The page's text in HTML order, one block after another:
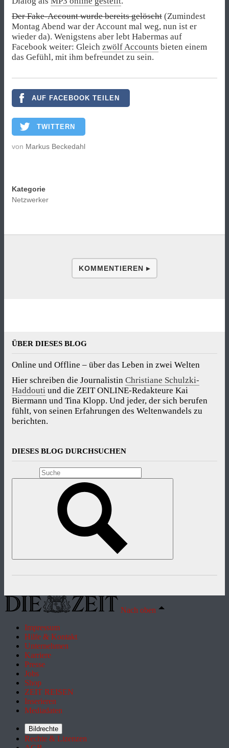
Der Fake-Account wurde bereits gelöscht (Zumindest
Montag Abend war der Account mal weg, nun ist er
wieder da). Wenigstens aber lebt Habermas auf
Facebook weiter: Gleich zwölf Accounts bieten einem
das Gefühl, mit ihm befreundet zu sein.
AUF FACEBOOK TEILEN
TWITTERN
von Markus Beckedahl
Kategorie
Netzwerker
KOMMENTIEREN ▸
ÜBER DIESES BLOG
Online und Offline – über das Leben in zwei Welten
Hier schreiben die Journalistin Christiane Schulzki-
Haddouti und die ZEIT ONLINE-Redakteure Kai
Biermann und Tina Klopp. Und jeder, der sich berufen
fühlt, von seinen Erfahrungen des Weltenwandels zu
berichten.
DIESES BLOG DURCHSUCHEN
Nach oben
Impressum
Hilfe & Kontakt
Unternehmen
Karriere
Presse
Jobs
Shop
ZEIT REISEN
Inserieren
Mediadaten
Bildrechte
Rechte & Lizenzen